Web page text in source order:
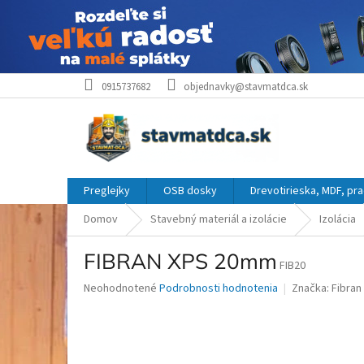
na
0915737682 objednavky@stavmatdca.sk
Preglejky OSB dosky Drevotirieska, MDF,
Domov
Stavebný materiál a izolácie Izolácia
FIBRAN XPS 20mm FIB20
Priemerné
Neohodnotené Podrobnosti hodnotenia Značka: Fibran